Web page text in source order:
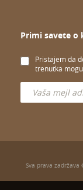
Primi savete o
Pristajem da
trenutka
Sva prava zadržava